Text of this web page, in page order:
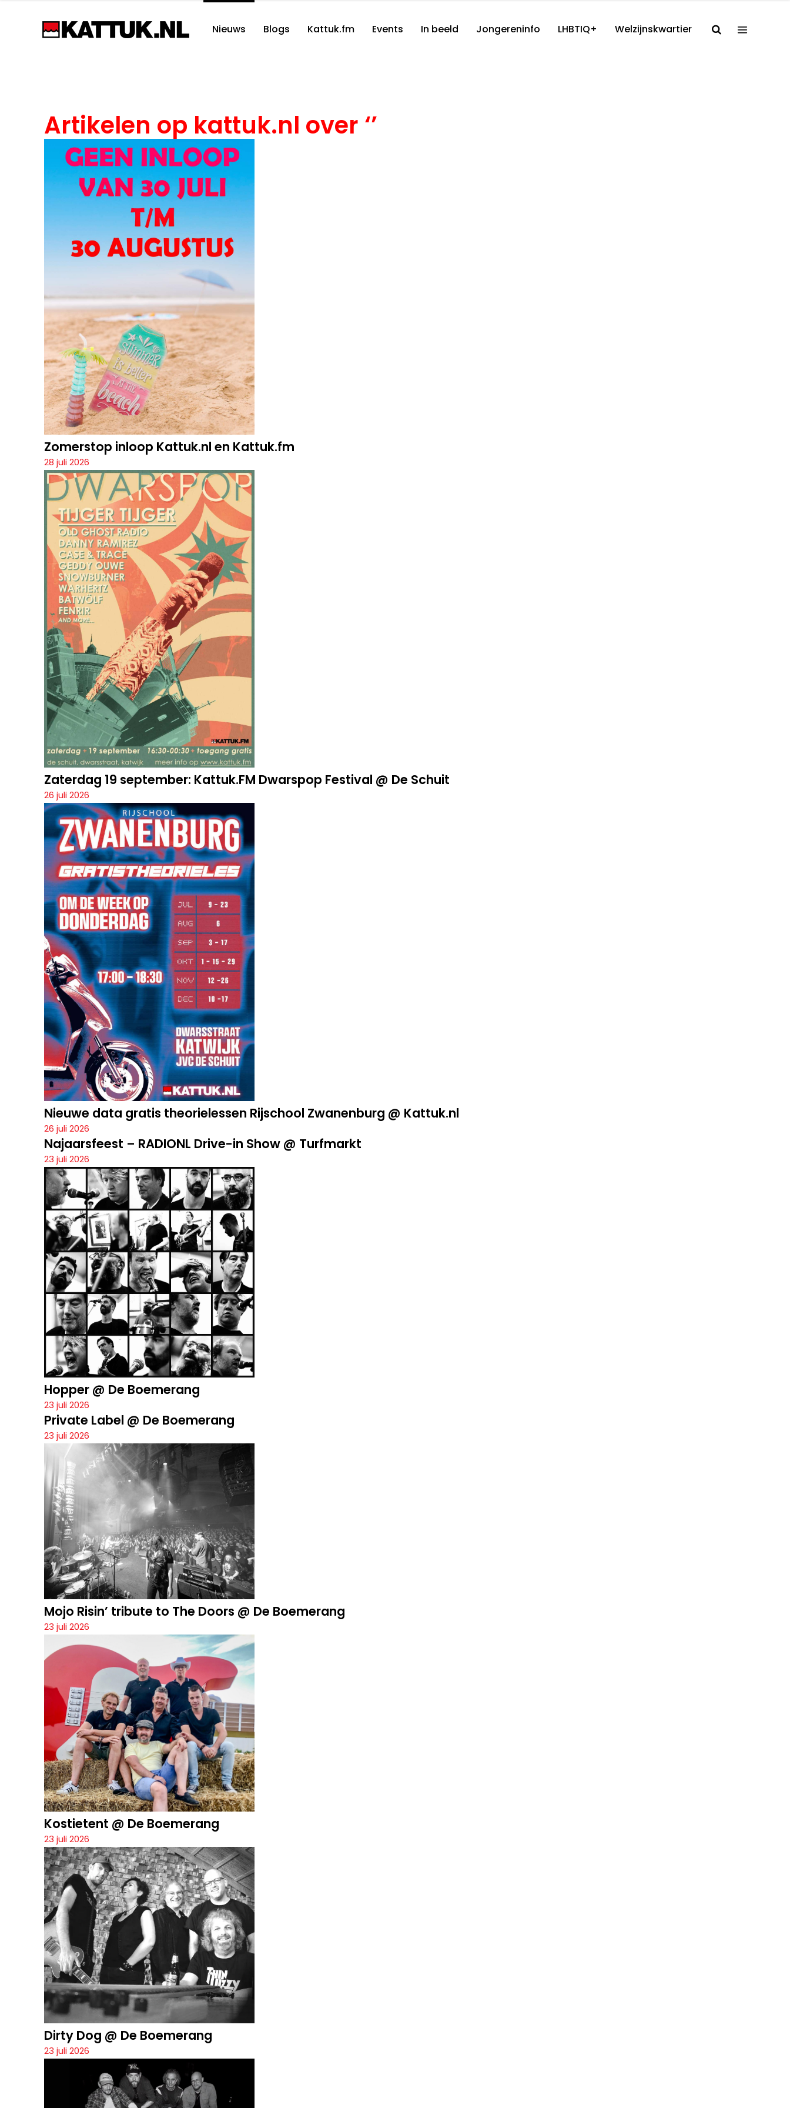
Nieuws Blogs Kattuk.fm Events In beeld Jongereninfo LHBTIQ+ Welzijnskwartier
Artikelen op kattuk.nl over ‘’
Zomerstop inloop Kattuk.nl en Kattuk.fm
28 juli 2026
Zaterdag 19 september: Kattuk.FM Dwarspop Festival @ De Schuit
26 juli 2026
Nieuwe data gratis theorielessen Rijschool Zwanenburg @ Kattuk.nl
26 juli 2026
Najaarsfeest – RADIONL Drive-in Show @ Turfmarkt
23 juli 2026
Hopper @ De Boemerang
23 juli 2026
Private Label @ De Boemerang
23 juli 2026
Mojo Risin’ tribute to The Doors @ De Boemerang
23 juli 2026
Kostietent @ De Boemerang
23 juli 2026
Dirty Dog @ De Boemerang
23 juli 2026